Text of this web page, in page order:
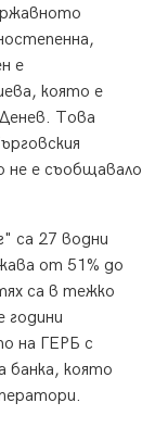
е
която е
Това
не е съобщавало
са 27 водни
от 51% до
са в тежко
години
на ГЕРБ с
банка, която